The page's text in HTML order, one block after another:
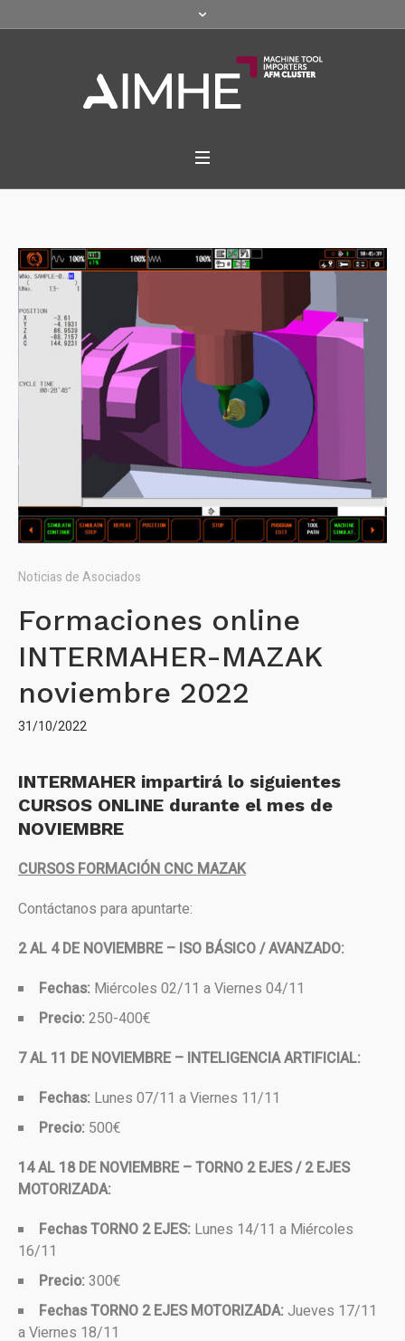
Noticias de Asociados
Formaciones online
INTERMAHER-MAZAK
noviembre 2022
31/10/2022
INTERMAHER impartirá lo siguientes
CURSOS ONLINE durante el mes de
NOVIEMBRE
CURSOS FORMACIÓN CNC MAZAK
Contáctanos para apuntarte:
2 AL 4 DE NOVIEMBRE – ISO BÁSICO / AVANZADO:
Fechas: Miércoles 02/11 a Viernes 04/11
Precio:250-400€
7 AL 11 DE NOVIEMBRE – INTELIGENCIA ARTIFICIAL:
Fechas: Lunes 07/11 a Viernes 11/11
Precio: 500€
14 AL 18 DE NOVIEMBRE – TORNO 2 EJES / 2 EJES
MOTORIZADA:
Fechas TORNO 2 EJES: Lunes 14/11 a Miércoles
16/11
Precio:300€
Fechas TORNO 2 EJES MOTORIZADA:Jueves 17/11
a Viernes 18/11